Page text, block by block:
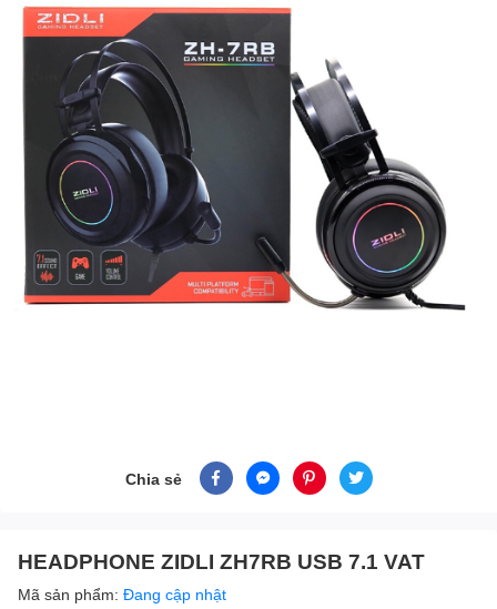
Chia sẻ
HEADPHONE ZIDLI ZH7RB USB 7.1 VAT
Mã sản phẩm: Đang cập nhật